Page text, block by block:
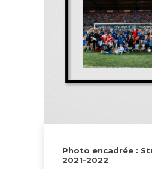
Photo encadrée :
2021-2022